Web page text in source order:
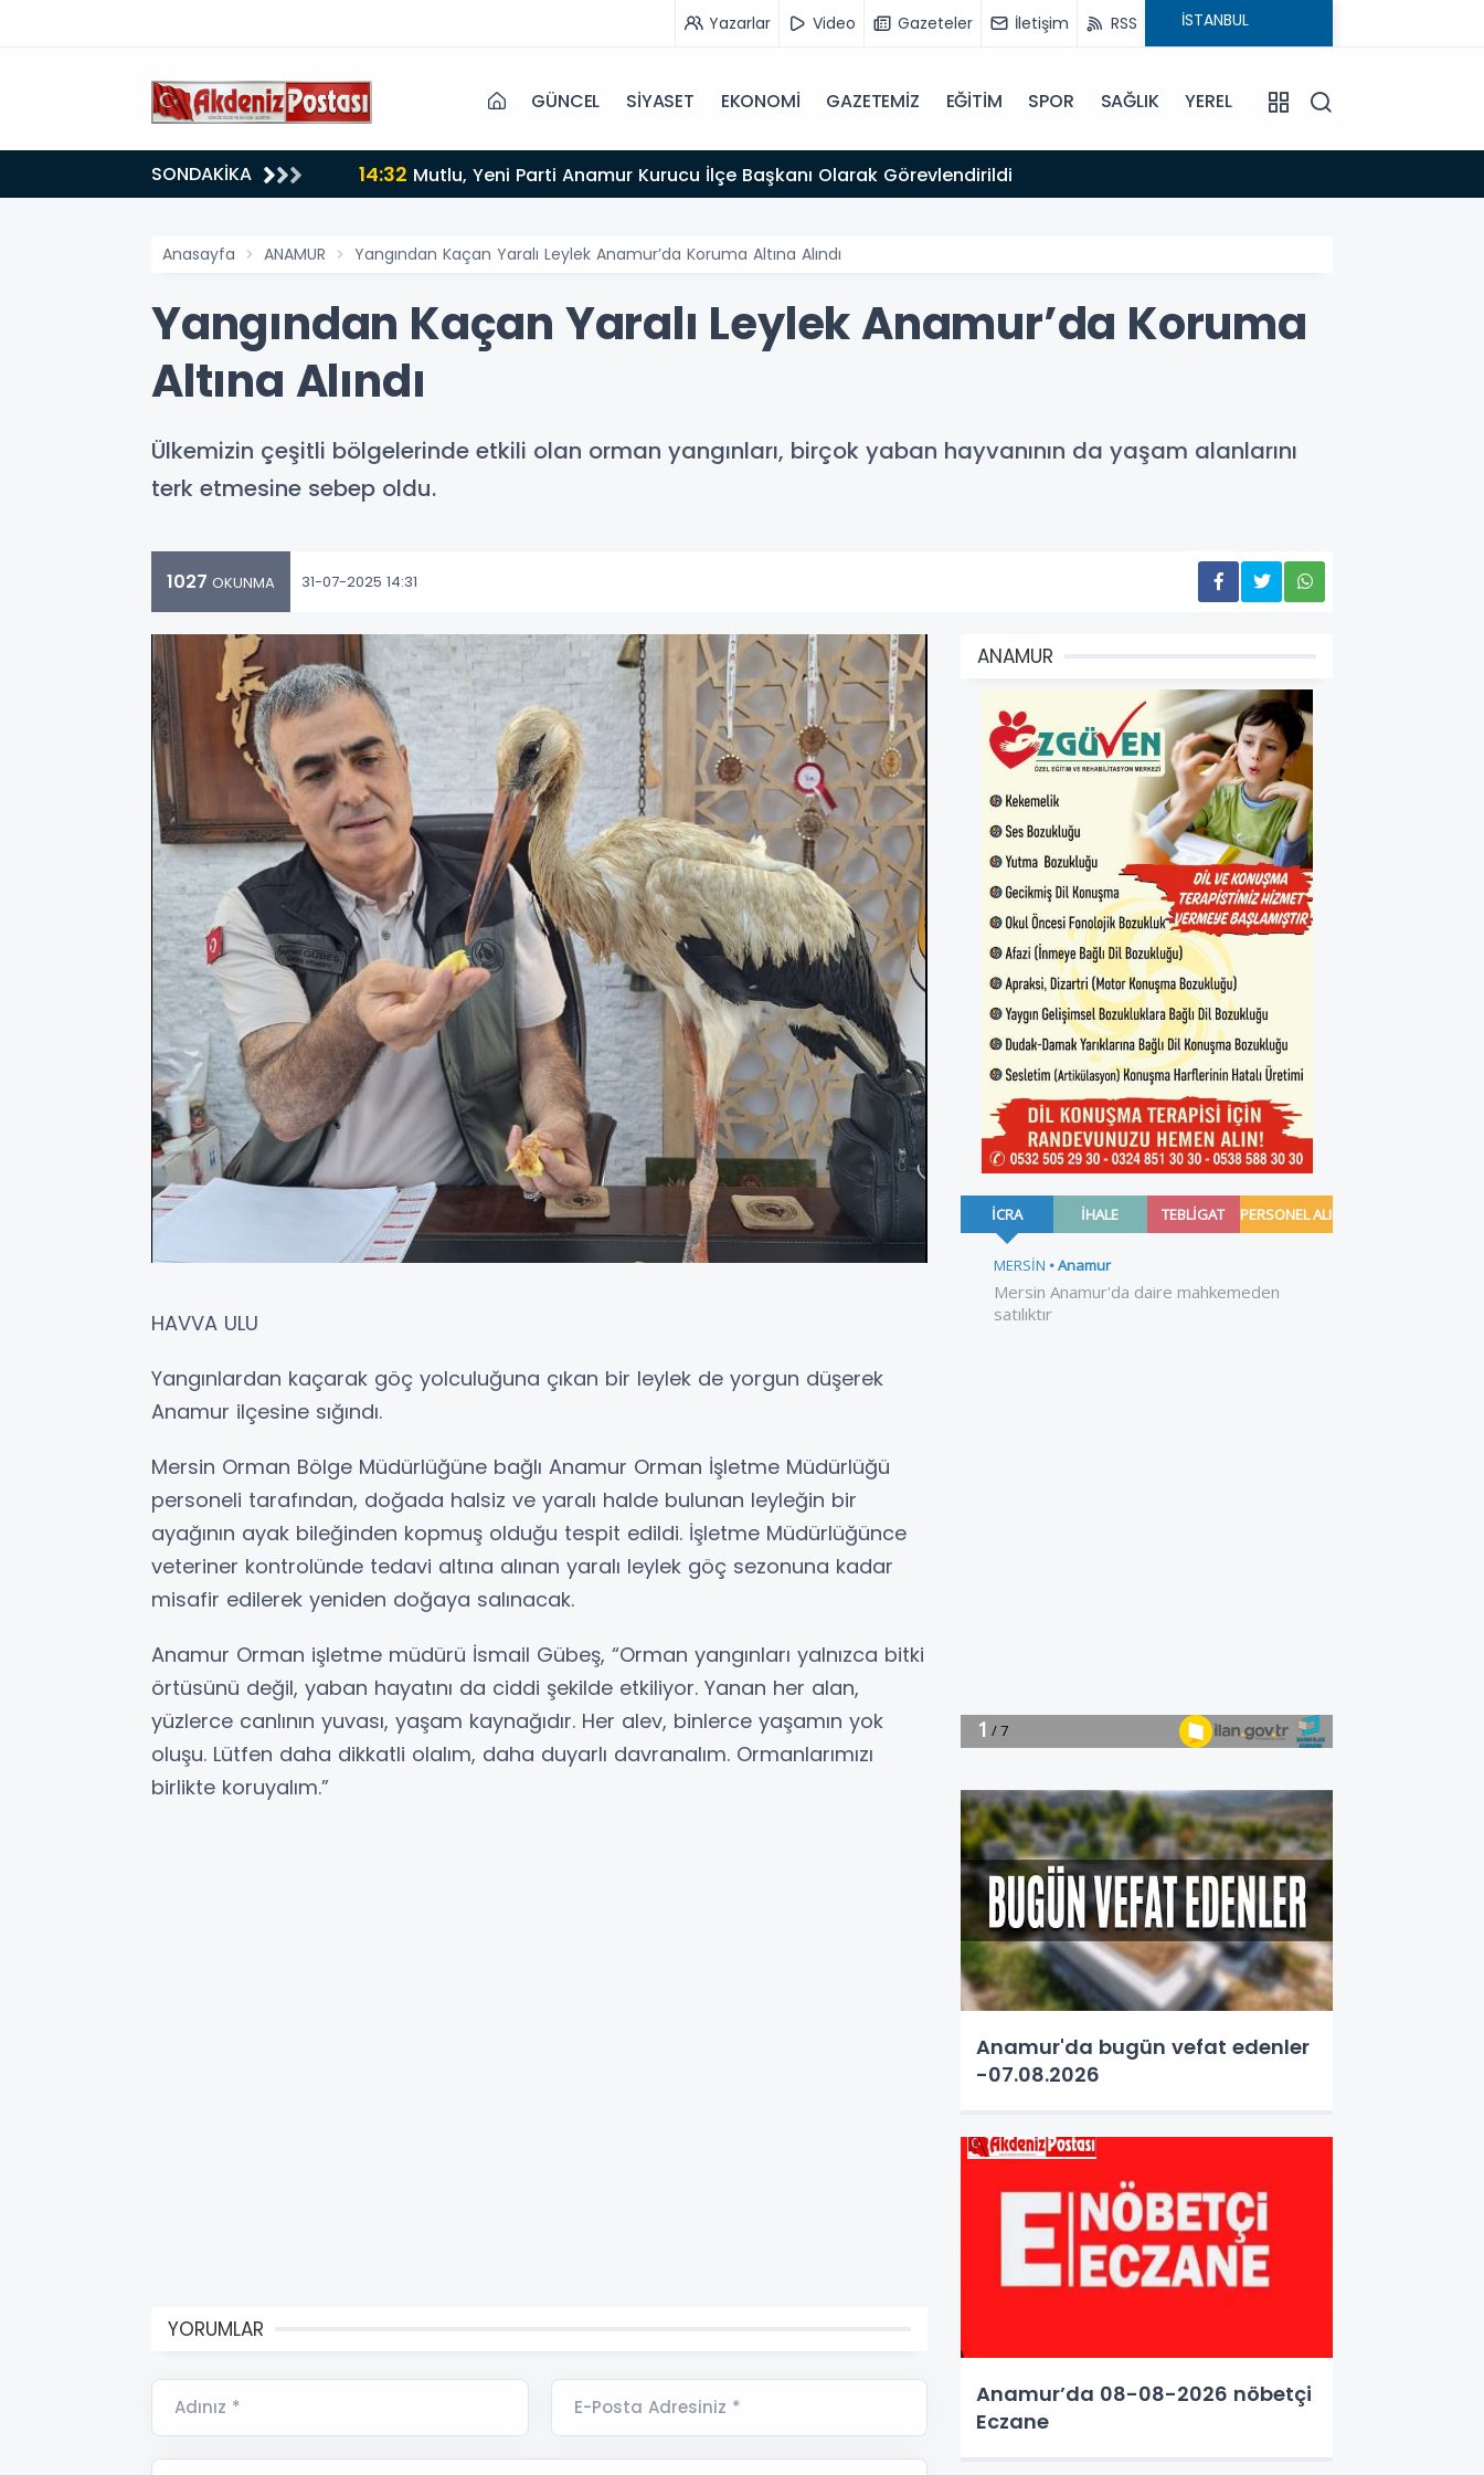
Yazarlar Video Gazeteler İletişim RSS
GÜNCEL SİYASET EKONOMİ GAZETEMİZ EĞİTİM SPOR SAĞLIK YEREL
SONDAKİKA 14:32 Mutlu, Yeni Parti Anamur Kurucu İlçe Başkanı Olarak Görevlendirildi
Anasayfa ANAMUR Yangından Kaçan Yaralı Leylek Anamur’da Koruma Altına Alındı
Yangından Kaçan Yaralı Leylek Anamur’da Koruma
Altına Alındı
Ülkemizin çeşitli bölgelerinde etkili olan orman yangınları, birçok yaban hayvanının da yaşam alanlarını
terk etmesine sebep oldu.
1027 OKUNMA 31-07-2025 14:31
HAVVA ULU
Yangınlardan kaçarak göç yolculuğuna çıkan bir leylek de yorgun düşerek
Anamur ilçesine sığındı.
Mersin Orman Bölge Müdürlüğüne bağlı Anamur Orman İşletme Müdürlüğü
personeli tarafından, doğada halsiz ve yaralı halde bulunan leyleğin bir
ayağının ayak bileğinden kopmuş olduğu tespit edildi. İşletme Müdürlüğünce
veteriner kontrolünde tedavi altına alınan yaralı leylek göç sezonuna kadar
misafir edilerek yeniden doğaya salınacak.
Anamur Orman işletme müdürü İsmail Gübeş, “Orman yangınları yalnızca bitki
örtüsünü değil, yaban hayatını da ciddi şekilde etkiliyor. Yanan her alan,
yüzlerce canlının yuvası, yaşam kaynağıdır. Her alev, binlerce yaşamın yok
oluşu. Lütfen daha dikkatli olalım, daha duyarlı davranalım. Ormanlarımızı
birlikte koruyalım.”
YORUMLAR
Adınız * E-Posta Adresiniz *
ANAMUR
Anamur'da bugün vefat edenler
-07.08.2026
Anamur’da 08-08-2026 nöbetçi
Eczane